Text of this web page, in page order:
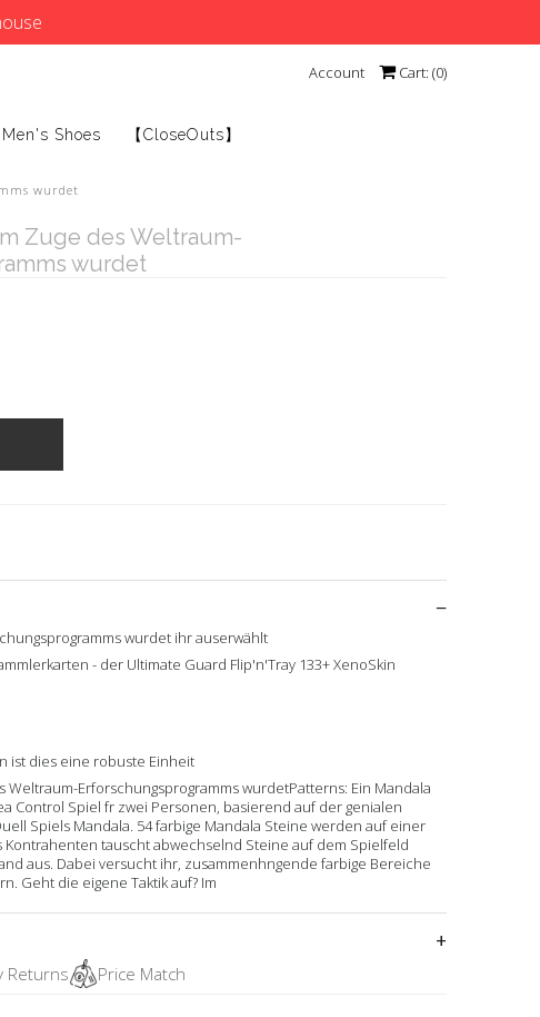
Account Cart: (0)
Men's Shoes 【CloseOuts】
wurdet
Zuge des Weltraum-
wurdet
wurdet ihr auserwählt
- der Ultimate Guard Flip'n'Tray 133+ XenoSkin
ist dies eine robuste Einheit
Weltraum-Erforschungsprogramms wurdetPatterns: Ein Mandala
Control Spiel fr zwei Personen, basierend auf der genialen
Spiels Mandala. 54 farbige Mandala Steine werden auf einer
Kontrahenten tauscht abwechselnd Steine auf dem Spielfeld
aus. Dabei versucht ihr, zusammenhngende farbige Bereiche
Geht die eigene Taktik auf? Im
Returns Price Match